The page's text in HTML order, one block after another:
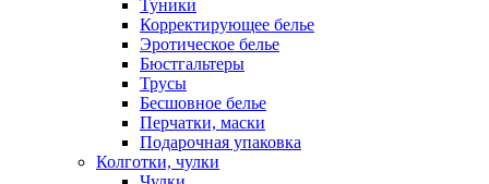
Туники
Корректирующее белье
Эротическое белье
Бюстгальтеры
Трусы
Бесшовное белье
Перчатки, маски
Подарочная упаковка
Колготки, чулки